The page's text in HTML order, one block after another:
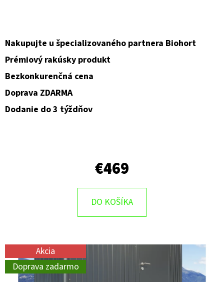
Nakupujte u špecializovaného partnera Biohort
Prémiový rakúsky produkt
Bezkonkurenčná cena
Doprava ZDARMA
Dodanie do 3 týždňov
€469
DO KOŠÍKA
Akcia
Doprava zadarmo